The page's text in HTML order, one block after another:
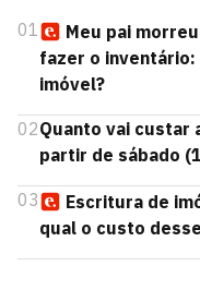
01
Meu pai
fazer o
imóvel?
02Quanto vai custar
partir de sábado
03
Escritura de
qual o custo